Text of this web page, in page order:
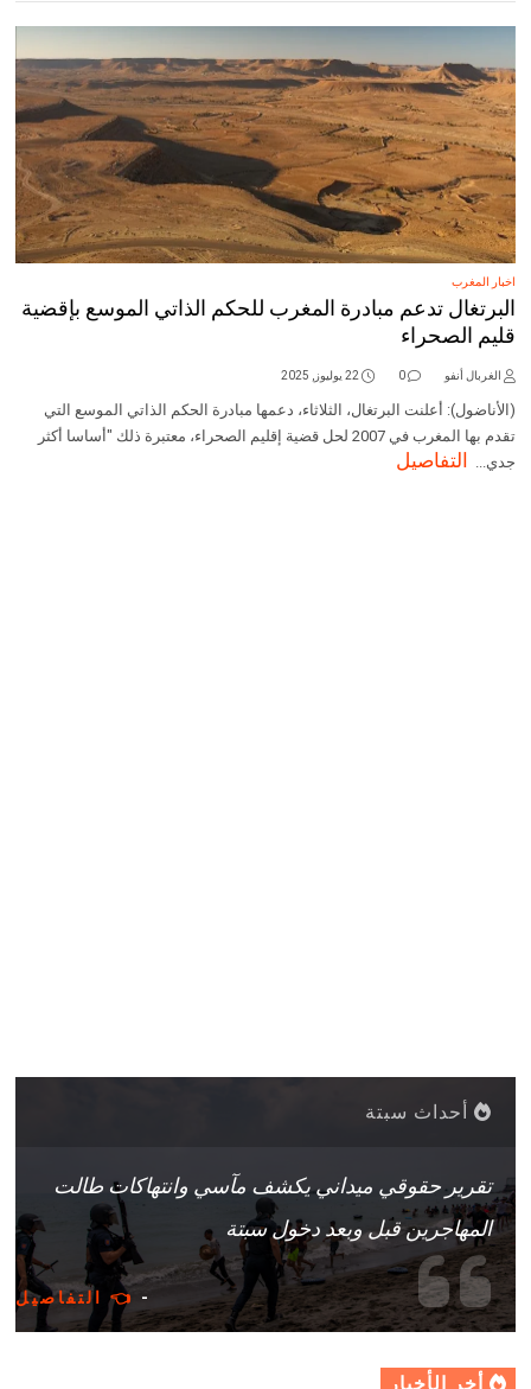
اخبار المغرب
البرتغال تدعم مبادرة المغرب للحكم الذاتي الموسع بإقضية
قليم الصحراء
الغربال أنفو 0 22 يوليوز, 2025
(الأناضول): أعلنت البرتغال، الثلاثاء، دعمها مبادرة الحكم الذاتي الموسع التي
تقدم بها المغرب في 2007 لحل قضية إقليم الصحراء، معتبرة ذلك "أساسا أكثر
جدي...
التفاصيل
أحداث سبتة
تقرير حقوقي ميداني يكشف مآسي وانتهاكات طالت
المهاجرين قبل وبعد دخول سبتة
- 👈 التفاصيل
أخر الأخبار